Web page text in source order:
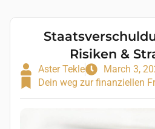
Risiken &
Aster Tekle
March 3,
Dein weg zur finanziellen